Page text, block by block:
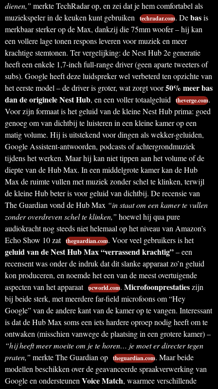
dienen,” merkte TechRadar op, en zei dat je hem comfortabel als
muziekspeler in de keuken kunt gebruiken techradar.com. Debasis
merkbaar sterker op de Max, dankzij die 75mm woofer – hij kan
een vollere lage tonen respons leveren voor muziek en meer
krachtige stemtonen. Ter vergelijking: de Nest Hub 2e generatie
heeft een enkele 1,7-inch full-range driver (geen aparte tweeters of
subs). Google heeft deze luidspreker wel verbeterd ten opzichte van
het eerste model – de driver is groter, wat zorgt voor50% meer bas
dan de originele Nest Hub, en een voller totaalgeluid theverge.com.
Voor zijn formaat is het geluid van de kleine Nest Hub prima: goed
genoeg om van dichtbij te luisteren in een kleine kamer op een
matig volume. Hij is uitstekend voor dingen als wekker-geluiden,
Google Assistent-antwoorden, podcasts of achtergrondmuziek
tijdens het werken. Maar hij kan niet tippen aan het volume of de
diepte van de Hub Max. In een middelgrote kamer kan de Hub
Max de ruimte vullen met muziek zonder schel te klinken, terwijl
de kleine Hub beter is voor geluid van dichtbij. De recensie van
The Guardian vond de Hub Max “in staat om een kamer te vullen
zonder overdreven schel te klinken,” hoewel hij qua pure
audiokracht nog steeds niet helemaal op het niveau van Amazon’s
Echo Show 10 zat theguardian.com. Voor veel gebruikers is het
geluid van de Nest Hub Max “verrassend krachtig”– een
recensent was onder de indruk dat dit slanke apparaat zo’n geluid
kon produceren, en noemde het een van de meest overtuigende
aspecten van het apparaat pcworld.com. Microfoonprestatieszijn
bij beide sterk, met meerdere far-field microfoons om “Hey
Google” van de andere kant van de kamer op te vangen. Interessant
is dat de Hub Max soms een iets hardere oproep nodig heeft om te
ontwaken (misschien vanwege de plaatsing in een grotere kamer) –
“hij heeft meer moeite om je te horen… je moet er directer tegen
praten,” merkte The Guardian op theguardian.com. Maar beide
modellen beschikken over de geavanceerde spraakverwerking van
Google en ondersteunenVoice Match, waarmee verschillende